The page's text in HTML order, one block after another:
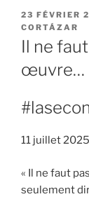
PUBLIÉ
LE
23 FÉVRIER
CORTÁZAR
Il ne
œuvre…
11 juillet 2025
« Il ne faut
seulement